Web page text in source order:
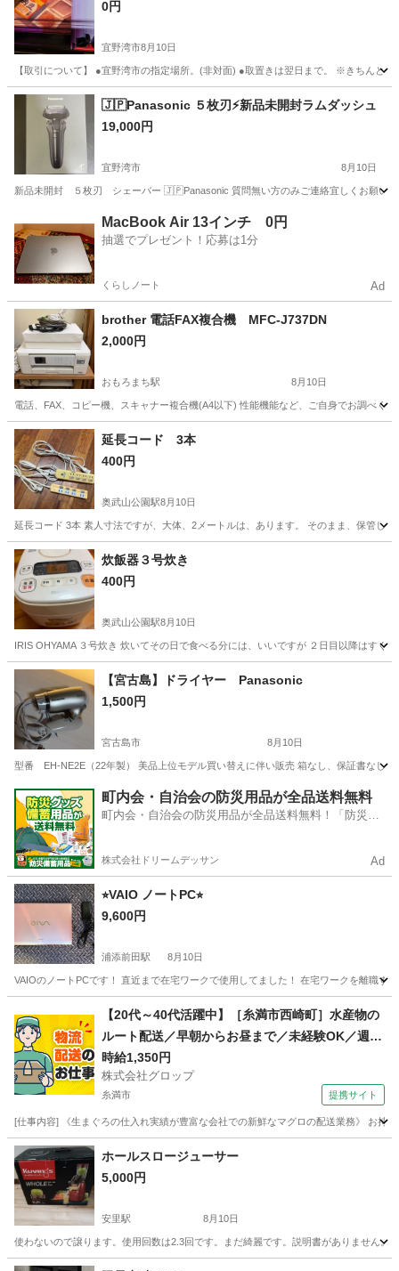
0円
宜野湾市8月10日
【取引について】 ●宜野湾市の指定場所。(非対面) ●取置きは翌日まで。 ※きちんと
沖縄 宜野湾市 テレビ
🇯🇵Panasonic ５枚刃⚡️新品未開封ラムダッシュ
19,000円
宜野湾市 8月10日
新品未開封 ５枚刃 シェーバー 🇯🇵Panasonic 質問無い方のみご連絡宜しくお願いし
美容家電
MacBook Air 13インチ 0円
抽選でプレゼント！応募は1分
くらしノート Ad
brother 電話FAX複合機 MFC-J737DN
2,000円
おもろまち駅 8月10日
電話、FAX、コピー機、スキャナー複合機(A4以下) 性能機能など、ご自身でお調べく
沖縄 那覇市 おもろまち駅
延長コード 3本
400円
奥武山公園駅8月10日
延長コード 3本 素人寸法ですが、大体、2メートルは、あります。 そのまま、保管し
沖縄 那覇市 奥武山公園駅
炊飯器３号炊き
400円
奥武山公園駅8月10日
IRIS OHYAMA ３号炊き 炊いてその日で食べる分には、いいですが ２日目以降はす
沖縄 那覇市 奥武山公園駅 キッチン家電
【宮古島】ドライヤー Panasonic
1,500円
宮古島市 8月10日
型番 EH-NE2E（22年製） 美品上位モデル買い替えに伴い販売 箱なし、保証書なし
沖縄 宮古島市 生活家電
町内会・自治会の防災用品が全品送料無料
町内会・自治会の防災用品が全品送料無料！「防災備
株式会社ドリームデッサン Ad
⭐︎VAIO ノートPC⭐︎
9,600円
浦添前田駅 8月10日
VAIOのノートPCです！ 直近まで在宅ワークで使用してました！ 在宅ワークを離職
浦添前田駅 生活家電
【20代～40代活躍中】［糸満市西崎町］水産物の
ルート配送／早朝からお昼まで／未経験OK／週休
2日／時給1,350円＋ガソリン代／正社員登用前提
時給1,350円
株式会社グロップ
糸満市 提携サイト
[仕事内容] 《生まぐろの仕入れ実績が豊富な会社での新鮮なマグロの配送業務》 お持
沖縄 糸満市
ホールスロージューサー
5,000円
安里駅 8月10日
使わないので譲ります。使用回数は2.3回です。まだ綺麗です。説明書がありません。